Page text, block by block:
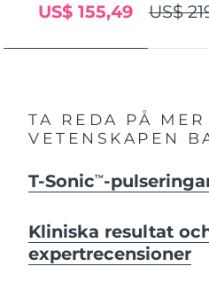
US$
US$ 155,49
TA REDA PÅ MER
VETENSKAPEN
T-SonicTM -
Kliniska resultat
expertrecensioner